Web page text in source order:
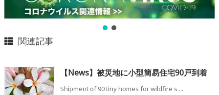
関連記事
【News】被災地に小型簡易住宅90戸到着
Shipment of 90 tiny homes for wildfire s ...